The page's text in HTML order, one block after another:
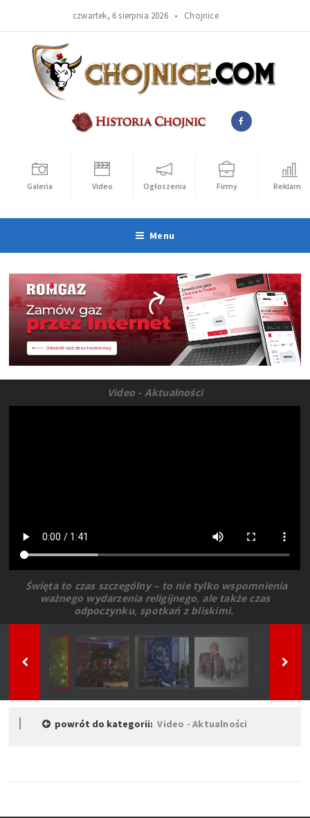
czwartek, 6 sierpnia 2026 • Chojnice
Galeria Video Ogłoszenia Firmy Reklama
Menu
Video - Aktualności
Święta to czas szczególny – to nie tylko wspomnienia
ważnego wydarzenia religijnego, ale także czas
odpoczynku, spotkań z bliskimi.
powrót do kategorii:Video - Aktualności